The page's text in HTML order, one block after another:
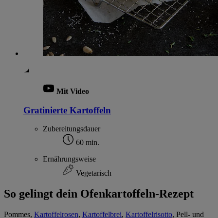
Mit Video
Gratinierte Kartoffeln
Zubereitungsdauer
60 min.
Ernährungsweise
Vegetarisch
So gelingt dein Ofenkartoffeln-Rezept
Pommes, Kartoffelrosen, Kartoffelbrei, Kartoffelrisotto, Pell- und